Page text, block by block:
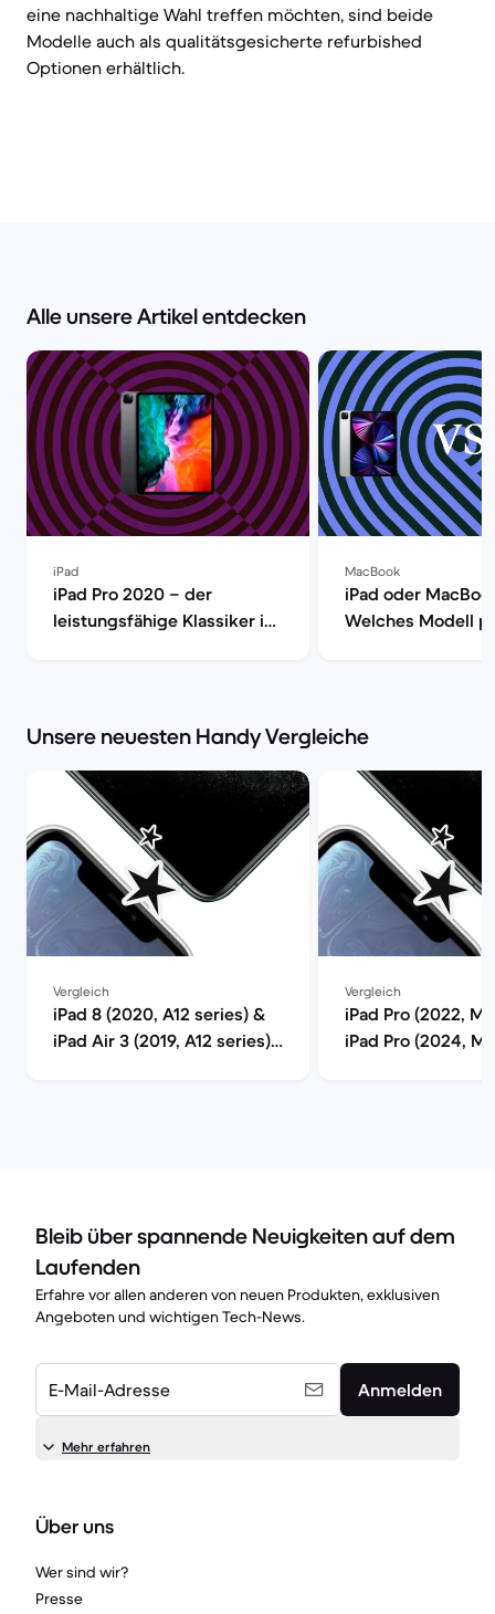
eine nachhaltige Wahl treffen möchten, sind beide
Modelle auch als qualitätsgesicherte refurbished
Optionen erhältlich.
Alle unsere Artikel entdecken
iPad
iPad Pro 2020 – der
leistungsfähige Klassiker im
MacBook
iPad oder
Welches Modell
Unsere neuesten Handy Vergleiche
Vergleich
iPad 8 (2020, A12 series) &
iPad Air 3 (2019, A12 series)
Vergleich
iPad Pro (2022,
iPad Pro (2024,
Bleib über spannende Neuigkeiten auf dem
Laufenden
Erfahre vor allen anderen von neuen Produkten, exklusiven
Angeboten und wichtigen Tech-News.
E-Mail-Adresse Anmelden
Mehr erfahren
Über uns
Wer sind wir?
Presse